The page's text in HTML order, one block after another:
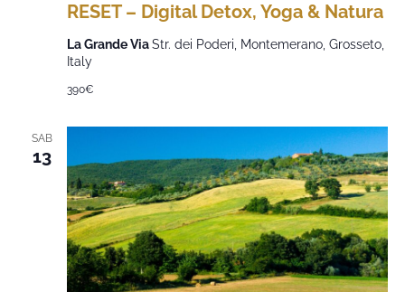
RESET – Digital Detox, Yoga & Natura
La Grande ViaStr. dei Poderi, Montemerano, Grosseto,
Italy
390€
SAB
13